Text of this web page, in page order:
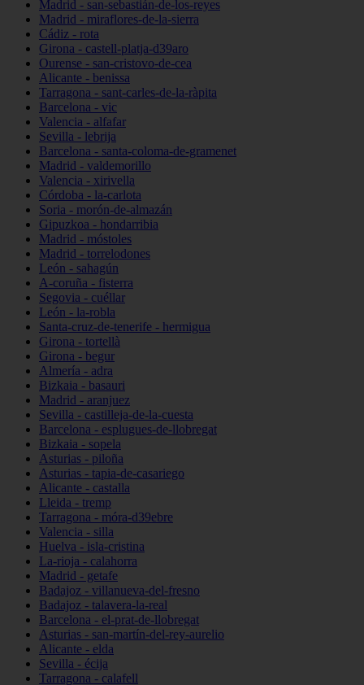
Madrid - san-sebastián-de-los-reyes
Madrid - miraflores-de-la-sierra
Cádiz - rota
Girona - castell-platja-d39aro
Ourense - san-cristovo-de-cea
Alicante - benissa
Tarragona - sant-carles-de-la-ràpita
Barcelona - vic
Valencia - alfafar
Sevilla - lebrija
Barcelona - santa-coloma-de-gramenet
Madrid - valdemorillo
Valencia - xirivella
Córdoba - la-carlota
Soria - morón-de-almazán
Gipuzkoa - hondarribia
Madrid - móstoles
Madrid - torrelodones
León - sahagún
A-coruña - fisterra
Segovia - cuéllar
León - la-robla
Santa-cruz-de-tenerife - hermigua
Girona - tortellà
Girona - begur
Almería - adra
Bizkaia - basauri
Madrid - aranjuez
Sevilla - castilleja-de-la-cuesta
Barcelona - esplugues-de-llobregat
Bizkaia - sopela
Asturias - piloña
Asturias - tapia-de-casariego
Alicante - castalla
Lleida - tremp
Tarragona - móra-d39ebre
Valencia - silla
Huelva - isla-cristina
La-rioja - calahorra
Madrid - getafe
Badajoz - villanueva-del-fresno
Badajoz - talavera-la-real
Barcelona - el-prat-de-llobregat
Asturias - san-martín-del-rey-aurelio
Alicante - elda
Sevilla - écija
Tarragona - calafell